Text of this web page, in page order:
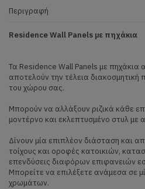
Περιγραφή
ResidenceWall Panels με πηχάκια
Τα Residence Wall Panels με
αποτελούν την τέλεια διακοσμητική
του χώρου σας.
Μπορούν να αλλάξουν ριζικά κάθε
μοντέρνο και εκλεπτυσμένο στυλ με
Δίνουν μία επιπλέον διάσταση και
τοίχους και οροφές κατοικιών,
επενδύσεις διαφόρων επιφανειών
Μπορείτε να επιλέξετε ανάμεσα σε
χρωμάτων.